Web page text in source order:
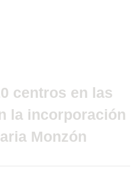
centros en las
la incorporación
Monzón